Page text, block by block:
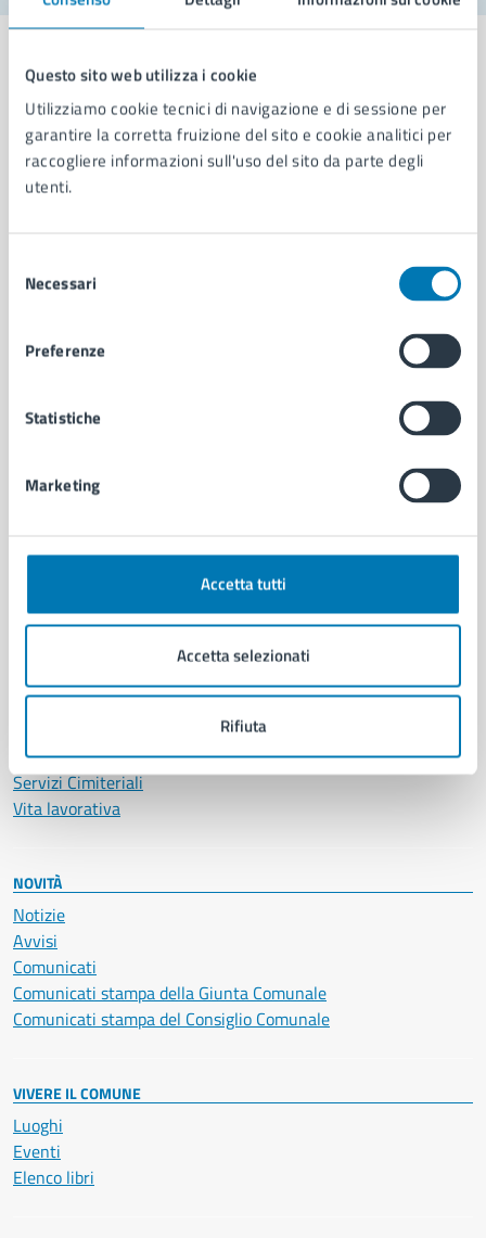
Questo sito web utilizza i cookie
Utilizziamo cookie tecnici di navigazione e di sessione per
garantire la corretta fruizione del sito e cookie analitici per
raccogliere informazioni sull'uso del sito da parte degli
utenti.
delNecessari
Preferenze
Statistiche
Marketing
Accetta tutti
Accetta selezionati
Rifiuta
Comune di Napoli
Municipalità
Enti e fondazioni
Politici
Documenti e dati
Ambiente
Cultura e tempo libero
Documenti e certificati
Educazione e formazione
Giustizia e sicurezza pubblica
Salute, benessere e assistenza
Servizi Cimiteriali
Vita lavorativa
NOVITÀ
Notizie
Avvisi
Comunicati
Comunicati stampa della Giunta Comunale
Comunicati stampa del Consiglio Comunale
VIVERE IL COMUNE
Luoghi
Eventi
Elenco libri